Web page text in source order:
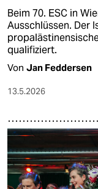
Beim 70. ESC in
Ausschlüssen. Der
qualifiziert.
Von Jan Feddersen
13.5.2026